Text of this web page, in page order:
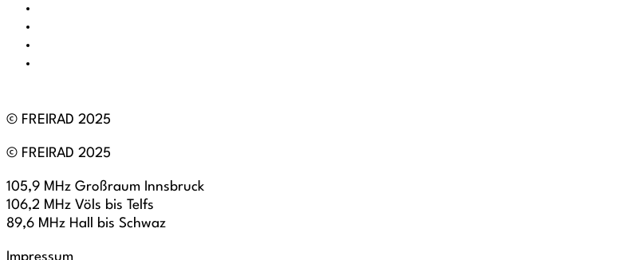
© FREIRAD 2025
© FREIRAD 2025
105,9 MHz Großraum Innsbruck
106,2 MHz Völs bis Telfs
89,6 MHz Hall bis Schwaz
Impressum